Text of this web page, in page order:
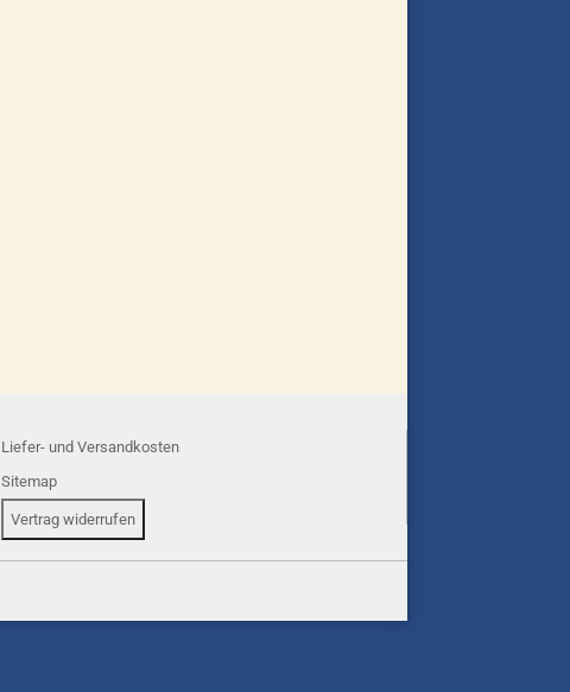
Liefer- und Versandkosten
Sitemap
Vertrag widerrufen